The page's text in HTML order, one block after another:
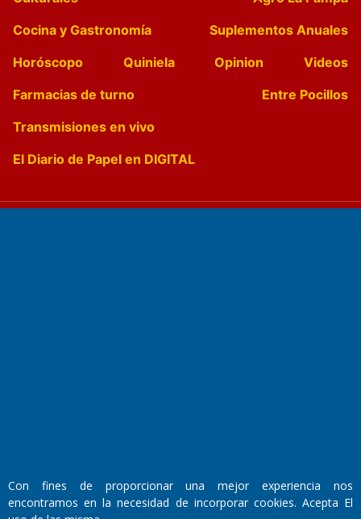
Cocina y Gastronomía
Suplementos Anuales
Horóscopo
Quiniela Opinion
Videos
Farmacias de turno
Entre Pocillos
Transmisiones en vivo
El Diario de Papel en DIGITAL
Walter René Goñi
Con fines de proporcionar una mejor experiencia nos
encontramos en la necesidad de incorporar cookies. Acepta El